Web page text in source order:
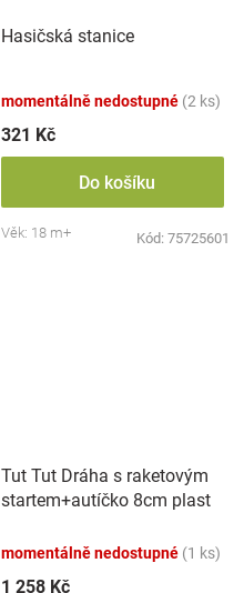
Hasičská stanice
momentálně nedostupné (2 ks)
321 Kč
Do košíku
Věk: 18 m+ Kód: 75725601
Tut Tut Dráha s raketovým
startem+autíčko 8cm plast
světlem v
momentálně nedostupné (1 ks)
1 258 Kč